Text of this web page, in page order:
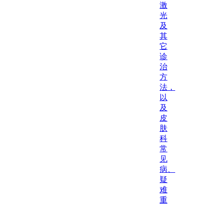
激
光
及
其
它
诊
治
方
法，
以
及
皮
肤
科
常
见
病、
疑
难
重